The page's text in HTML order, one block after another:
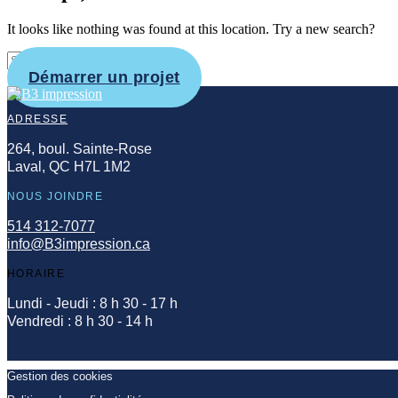
It looks like nothing was found at this location. Try a new search?
Démarrer un projet
ADRESSE
264, boul. Sainte-Rose
Laval, QC H7L 1M2
NOUS JOINDRE
514 312-7077
info@B3impression.ca
HORAIRE
Lundi - Jeudi : 8 h 30 - 17 h
Vendredi : 8 h 30 - 14 h
Gestion des cookies